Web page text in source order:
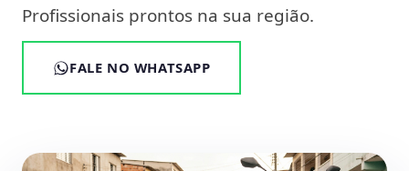
Profissionais prontos na sua região.
FALE NO WHATSAPP